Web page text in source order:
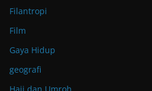
Filantropi
Film
Gaya Hidup
geografi